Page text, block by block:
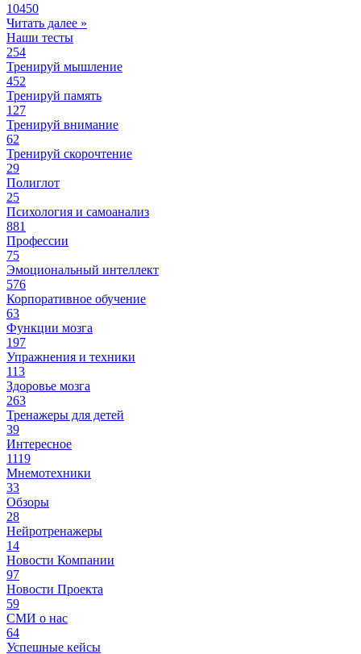
10450
Читать далее »
Наши тесты
254
Тренируй мышление
452
Тренируй память
127
Тренируй внимание
62
Тренируй скорочтение
29
Полиглот
25
Психология и самоанализ
881
Профессии
75
Эмоциональный интеллект
576
Корпоративное обучение
63
Функции мозга
197
Упражнения и техники
113
Здоровье мозга
263
Тренажеры для детей
39
Интересное
1119
Мнемотехники
33
Обзоры
28
Нейротренажеры
14
Новости Компании
97
Новости Проекта
59
СМИ о нас
64
Успешные кейсы